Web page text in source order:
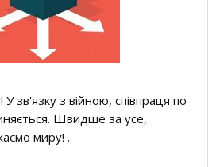
зв'язку з війною, співпраця по
Швидше за усе,
миру! ..